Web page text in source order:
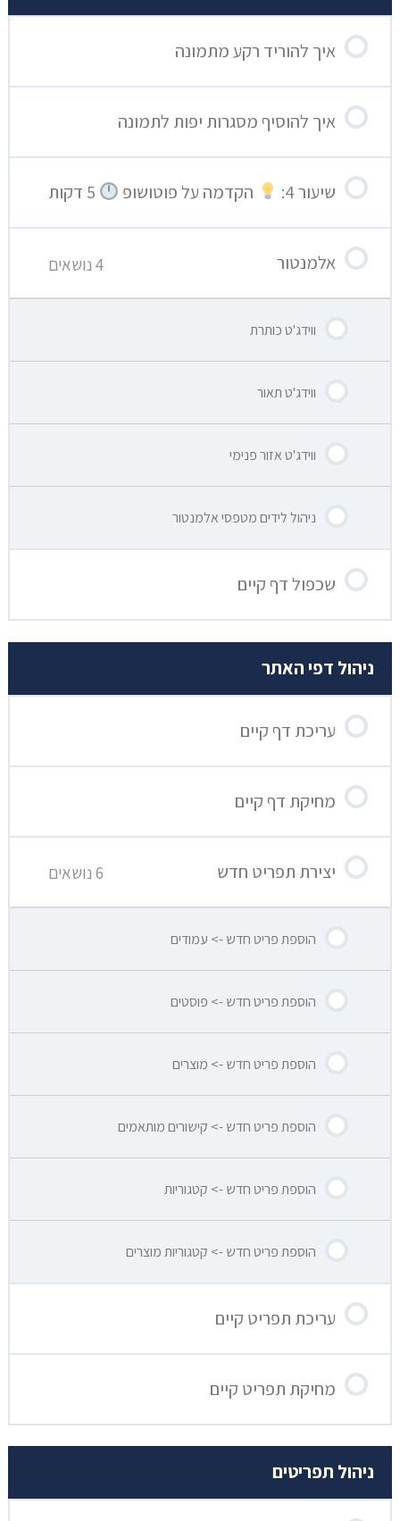
איך להוריד רקע מתמונה
איך להוסיף מסגרות יפות לתמונה
שיעור 4: הקדמה על פוטושופ
אלמנטור 4 נושאים
ווידג'ט כותרת
ווידג'ט תאור
ווידג'ט אזור פנימי
ניהול לידים מטפסי אלמנטור
שכפול דף קיים
ניהול דפי האתר
עריכת דף קיים
מחיקת דף קיים
יצירת תפריט חדש 6 נושאים
הוספת פריט חדש -> עמודים
הוספת פריט חדש -> פוסטים
הוספת פריט חדש -> מוצרים
הוספת פריט חדש -> קישורים מותאמים
הוספת פריט חדש -> קטגוריות
הוספת פריט חדש -> קטגוריות מוצרים
עריכת תפריט קיים
מחיקת תפריט קיים
ניהול תפריטים